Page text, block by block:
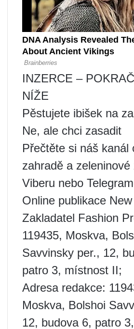
INZERCE –
NÍŽE
Pěstujete ibišek na
Ne, ale chci zasadit
Přečtěte si náš kanál
zahradě a
Viberu nebo
Online publikace
Zakladatel Fashion
119435, Moskva,
Savvinsky per., 12,
patro 3, místnost II;
Adresa redakce:
Moskva, Bolshoi
12, budova 6, patro